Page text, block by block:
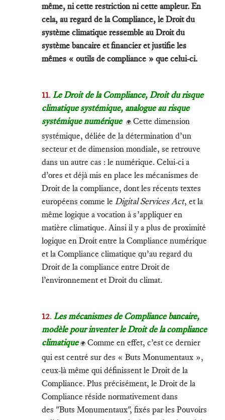
même, ni cette restriction ni cette ampleur. En
cela, au regard de la Compliance, le Droit du
système climatique ressemble au Droit du
système bancaire et financier et justifie les
mêmes « outils de compliance » que celui-ci.
11. Le Droit de la Compliance, Droit du risque
climatique systémique, analogue au risque
systémique numérique 🌍 Cette dimension
systémique, déliée de la détermination d’un
secteur et de dimension mondiale, se retrouve
dans un autre cas : le numérique. Celui-ci a
d’ores et déjà mis en place les mécanismes de
Droit de la compliance, dont les récents textes
européens comme le Digital Services Act, et la
même logique a vocation à s’appliquer en
matière climatique. Ainsi il y a plus de proximité
logique en Droit entre la Compliance numérique
et la Compliance climatique qu’au regard du
Droit de la compliance entre Droit de
l’environnement et Droit du climat.
12. Les mécanismes de Compliance bancaire,
modèle pour inventer le Droit de la compliance
climatique 🌍 Comme en effet, c’est ce dernier
qui est centré sur des « Buts Monumentaux »,
ceux-là même qui définissent le Droit de la
Compliance. Plus précisément, le Droit de la
Compliance réside normativement dans
des "Buts Monumentaux", fixés par les Pouvoirs